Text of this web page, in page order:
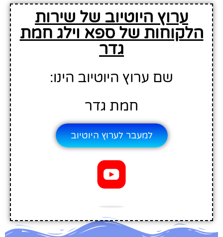
ערוץ היוטיוב של שירות
הלקוחות של ספא וילג חמת
גדר
שם ערוץ היוטיוב הינו:
חמת גדר
למעבר לערוץ היוטיוב